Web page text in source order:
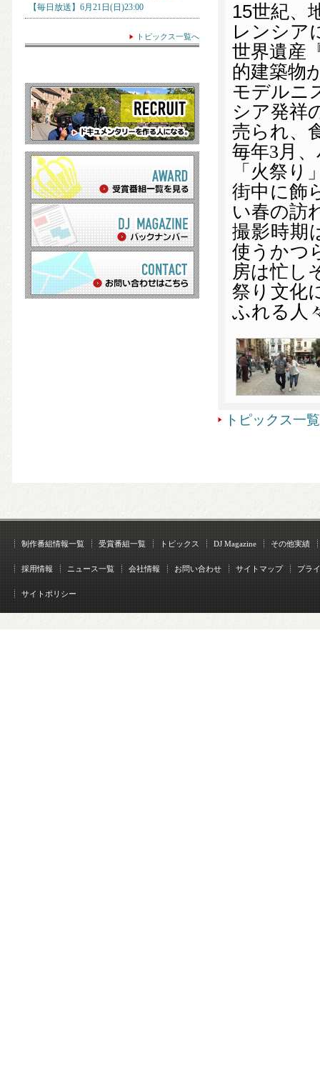
15世紀、
レンシア
世界遺産
的建築物
モデルニ
シア発祥
売られ、
毎年3月
「火祭り
街中に飾
い春の訪
撮影時期
使うかつ
房は忙し
祭り文化
ふれる人
トピックス一
【毎日放送】6月21日(日)23:00
トピックス一覧へ
制作番組情報一覧 受賞番組一覧 トピックス DJ Magazine その他実績
採用情報 ニュース一覧 会社情報 お問い合わせ サイトマップ プラ
サイトポリシー